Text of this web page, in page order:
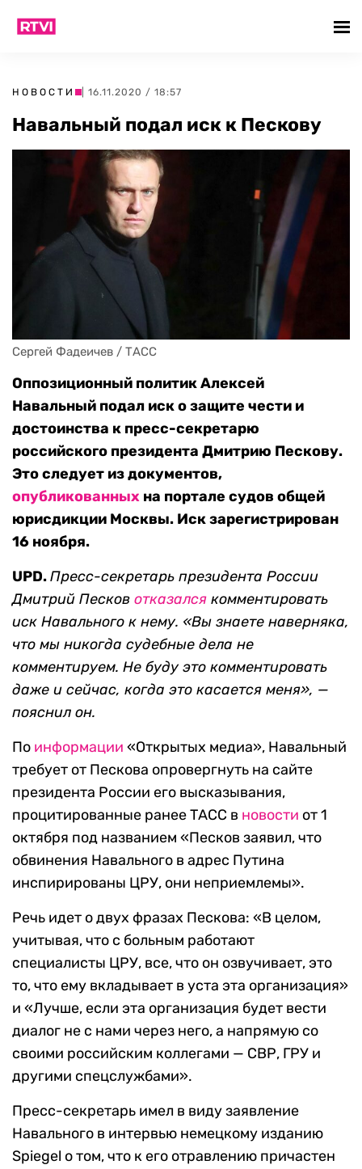
НОВОСТИ | 16.11.2020 / 18:57
Навальный подал иск к Пескову
Сергей Фадеичев / ТАСС
Оппозиционный политик Алексей
Навальный подал иск о защите чести и
достоинства к пресс-секретарю
российского президента Дмитрию Пескову.
Это следует из документов,
опубликованных на портале судов общей
юрисдикции Москвы. Иск зарегистрирован
16 ноября.
UPD.Пресс-секретарь президента России
Дмитрий Песков отказался комментировать
иск Навального к нему. «Вы знаете наверняка,
что мы никогда судебные дела не
комментируем. Не буду это комментировать
даже и сейчас, когда это касается меня», —
пояснил он.
По информации «Открытых медиа», Навальный
требует от Пескова опровергнуть на сайте
президента России его высказывания,
процитированные ранее ТАСС в новости от 1
октября под названием «Песков заявил, что
обвинения Навального в адрес Путина
инспирированы ЦРУ, они неприемлемы».
Речь идет о двух фразах Пескова: «В целом,
учитывая, что с больным работают
специалисты ЦРУ, все, что он озвучивает, это
то, что ему вкладывает в уста эта организация»
и «Лучше, если эта организация будет вести
диалог не с нами через него, а напрямую со
своими российским коллегами — СВР, ГРУ и
другими спецслужбами».
Пресс-секретарь имел в виду заявление
Навального в интервью немецкому изданию
Spiegel о том, что к его отравлению причастен